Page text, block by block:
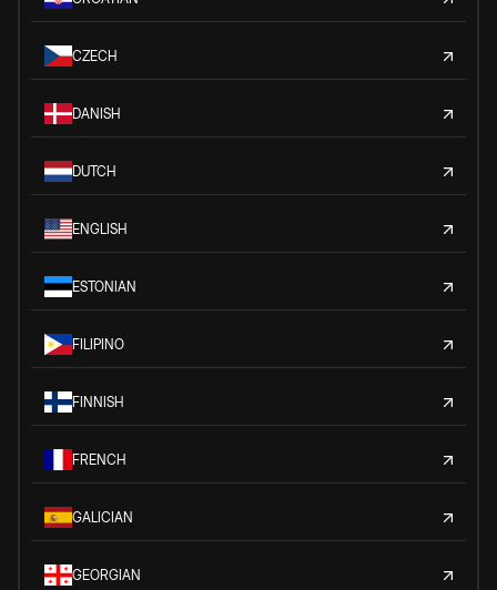
CZECH
DANISH
DUTCH
ENGLISH
ESTONIAN
FILIPINO
FINNISH
FRENCH
GALICIAN
GEORGIAN